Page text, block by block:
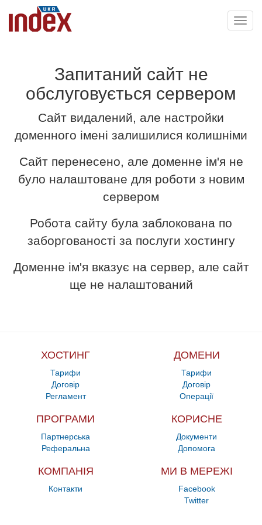
Запитаний сайт не
обслуговується сервером
Сайт видалений, але настройки
доменного імені залишилися колишніми
Сайт перенесено, але доменне ім'я не
було налаштоване для роботи з новим
сервером
Робота сайту була заблокована по
заборгованості за послуги хостингу
Доменне ім'я вказує на сервер, але сайт
ще не налаштований
ХОСТИНГ
Тарифи
Договір
Регламент
ДОМЕНИ
Тарифи
Договір
Операції
ПРОГРАМИ
Партнерська
Реферальна
КОРИСНЕ
Документи
Допомога
КОМПАНІЯ
Контакти
МИ В МЕРЕЖІ
Facebook
Twitter